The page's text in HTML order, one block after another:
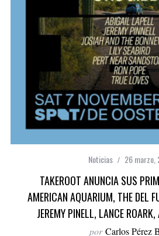
Noticias 26 marzo,
TAKEROOT ANUNCIA SUS
AMERICAN AQUARIUM, THE DEL
JEREMY PINELL, LANCE
por Carlos Pérez